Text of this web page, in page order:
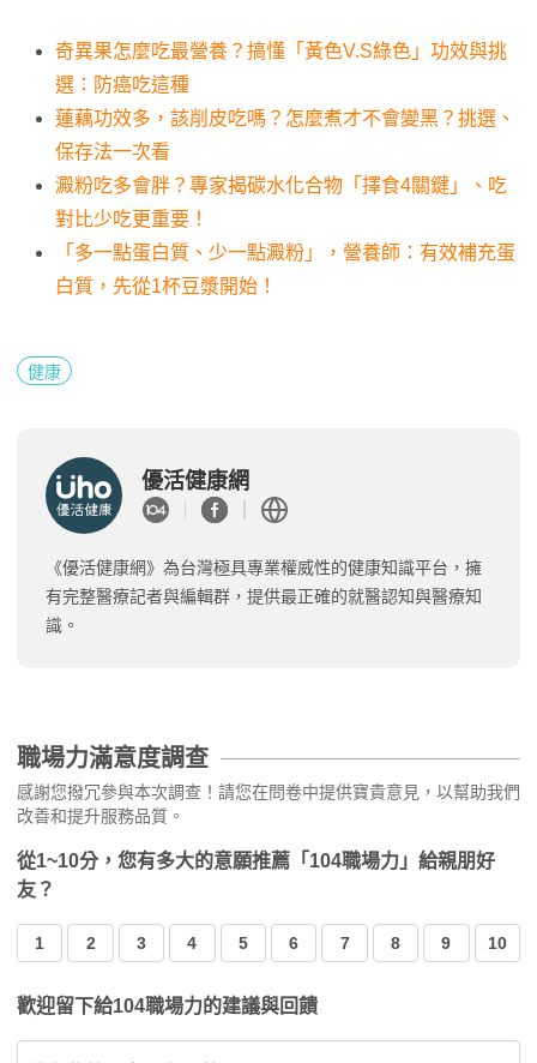
奇異果怎麼吃最營養？搞懂「黃色V.S綠色」功效與挑
選：防癌吃這種
蓮藕功效多，該削皮吃嗎？怎麼煮才不會變黑？挑選、
保存法一次看
澱粉吃多會胖？專家揭碳水化合物「擇食4關鍵」、吃
對比少吃更重要！
「多一點蛋白質、少一點澱粉」，營養師：有效補充蛋
白質，先從1杯豆漿開始！
健康
優活健康網
《優活健康網》為台灣極具專業權威性的健康知識平台，擁
有完整醫療記者與編輯群，提供最正確的就醫認知與醫療知
識。
職場力滿意度調查
感謝您撥冗參與本次調查！請您在問卷中提供寶貴意見，以幫助我們
改善和提升服務品質。
從1~10分，您有多大的意願推薦「104職場力」給親朋好
友？
1 2 3 4 5 6 7 8 9 10
歡迎留下給104職場力的建議與回饋